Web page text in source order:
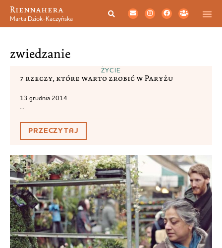
Riennahera
Marta Dziok-Kaczyńska
zwiedzanie
ŻYCIE
7 rzeczy, które warto zrobić w Paryżu
13 grudnia 2014
...
PRZECZYTAJ